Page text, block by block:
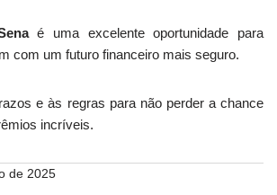
é uma excelente oportunidade para
com um futuro financeiro mais seguro.
e às regras para não perder a chance
incríveis.
de 2025